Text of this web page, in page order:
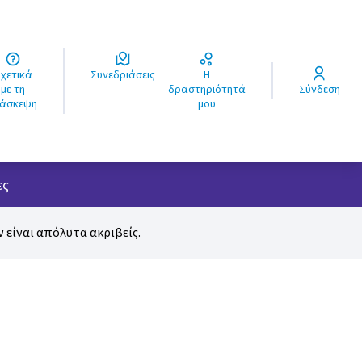
με τη
Συνεδριάσεις
Η
δραστηριότητά
μου
Σύνδεση
απόλυτα ακριβείς.